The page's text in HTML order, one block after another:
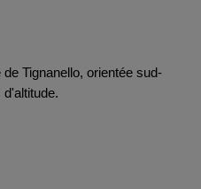
Tignanello, orientée sud-